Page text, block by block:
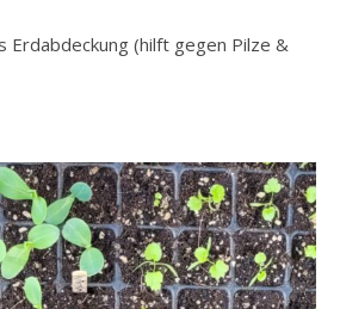
Erdabdeckung (hilft gegen Pilze &